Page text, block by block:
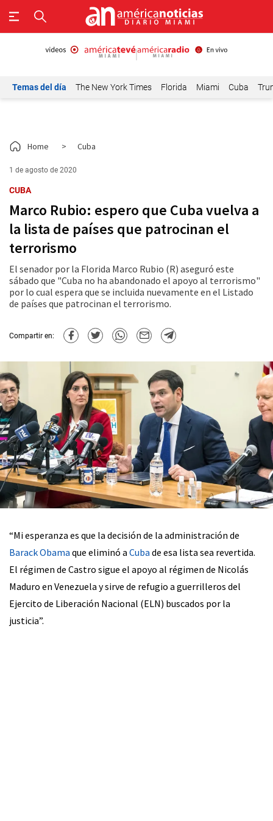
Temas del día The New York Times Florida Miami Cuba
Home > Cuba
1 de agosto de 2020
CUBA
Marco Rubio: espero que Cuba vuelva a
la lista de países que patrocinan el
terrorismo
El senador por la Florida Marco Rubio (R) aseguró este
sábado que "Cuba no ha abandonado el apoyo al terrorismo"
por lo cual espera que se incluida nuevamente en el Listado
de países que patrocinan el terrorismo.
Compartir en:
“Mi esperanza es que la decisión de la administración de
Barack Obama que eliminó a Cuba de esa lista sea revertida.
El régimen de Castro sigue el apoyo al régimen de Nicolás
Maduro en Venezuela y sirve de refugio a guerrilleros del
Ejercito de Liberación Nacional (ELN) buscados por la
justicia”.